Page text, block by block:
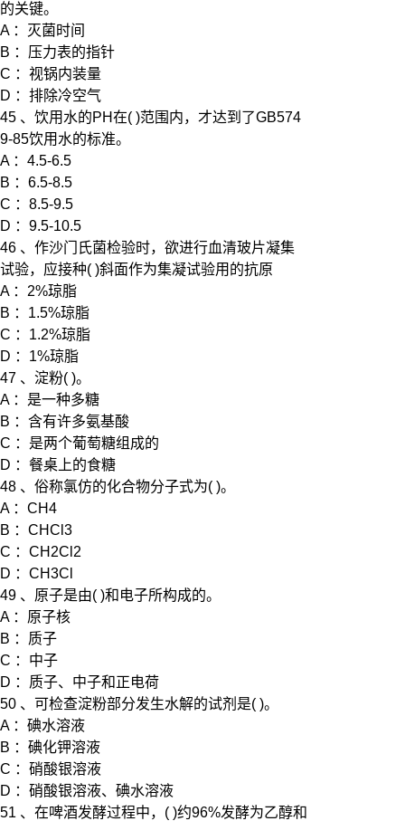
的关键。
A ：灭菌时间
B ：压力表的指针
C ：视锅内装量
D ：排除冷空气
45 、饮用水的PH在( )范围内，才达到了GB574
9-85饮用水的标准。
A ：4.5-6.5
B ：6.5-8.5
C ：8.5-9.5
D ：9.5-10.5
46 、作沙门氏菌检验时，欲进行血清玻片凝集
试验，应接种( )斜面作为集凝试验用的抗原
A ：2%琼脂
B ：1.5%琼脂
C ：1.2%琼脂
D ：1%琼脂
47 、淀粉( )。
A ：是一种多糖
B ：含有许多氨基酸
C ：是两个葡萄糖组成的
D ：餐桌上的食糖
48 、俗称氯仿的化合物分子式为( )。
A ：CH4
B ：CHCl3
C ：CH2Cl2
D ：CH3Cl
49 、原子是由( )和电子所构成的。
A ：原子核
B ：质子
C ：中子
D ：质子、中子和正电荷
50 、可检查淀粉部分发生水解的试剂是( )。
A ：碘水溶液
B ：碘化钾溶液
C ：硝酸银溶液
D ：硝酸银溶液、碘水溶液
51 、在啤酒发酵过程中，( )约96%发酵为乙醇和